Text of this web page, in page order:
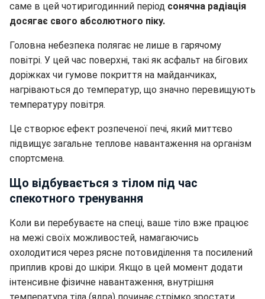
саме в цей чотиригодинний період сонячна радіація
досягає свого абсолютного піку.
Головна небезпека полягає не лише в гарячому
повітрі. У цей час поверхні, такі як асфальт на бігових
доріжках чи гумове покриття на майданчиках,
нагріваються до температур, що значно перевищують
температуру повітря.
Це створює ефект розпеченої печі, який миттєво
підвищує загальне теплове навантаження на організм
спортсмена.
Що відбувається з тілом під час
спекотного тренування
Коли ви перебуваєте на спеці, ваше тіло вже працює
на межі своїх можливостей, намагаючись
охолодитися через рясне потовиділення та посилений
приплив крові до шкіри. Якщо в цей момент додати
інтенсивне фізичне навантаження, внутрішня